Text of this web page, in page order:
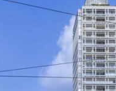
Cucina